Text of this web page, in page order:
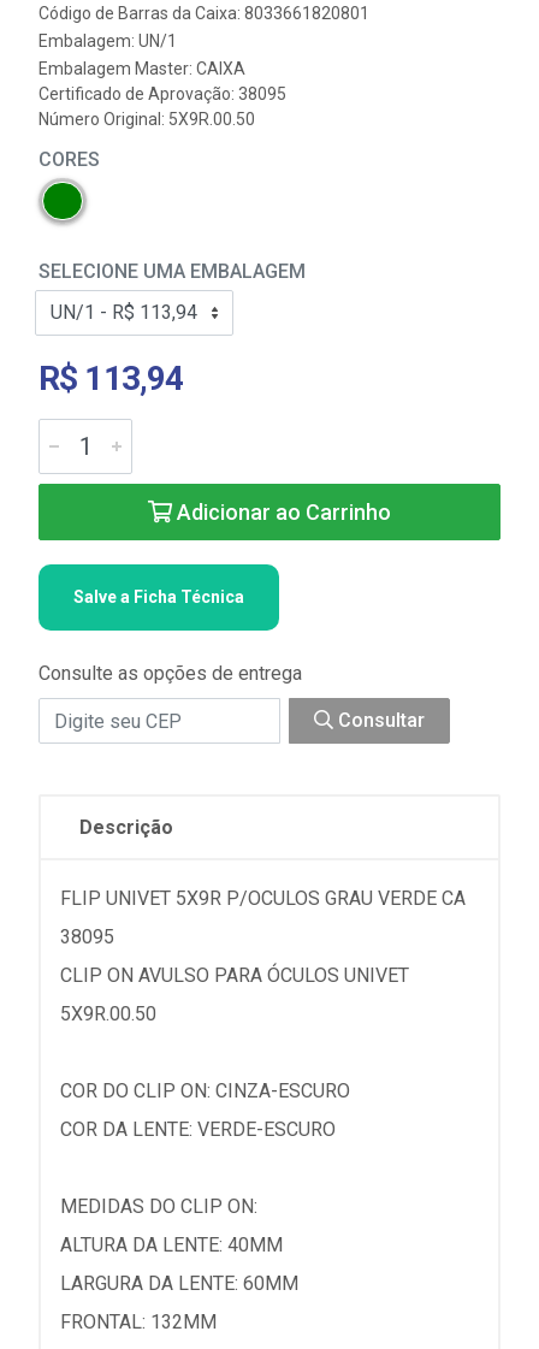
Código de Barras da Caixa: 8033661820801
Embalagem: UN/1
Embalagem Master: CAIXA
Certificado de Aprovação: 38095
Número Original: 5X9R.00.50
CORES
SELECIONE UMA EMBALAGEM
R$ 113,94
Adicionar ao Carrinho
Salve a Ficha Técnica
Consulte as opções de entrega
Consultar
Descrição
FLIP UNIVET 5X9R P/OCULOS GRAU VERDE CA
38095
CLIP ON AVULSO PARA ÓCULOS UNIVET
5X9R.00.50
COR DO CLIP ON: CINZA-ESCURO
COR DA LENTE: VERDE-ESCURO
MEDIDAS DO CLIP ON:
ALTURA DA LENTE: 40MM
LARGURA DA LENTE: 60MM
FRONTAL: 132MM